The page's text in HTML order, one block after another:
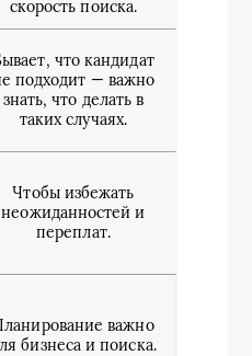
скорость поиска.
что кандидат
подходит — важно
знать, что делать в
таких случаях.
Чтобы избежать
неожиданностей и
переплат.
важно
бизнеса и поиска.